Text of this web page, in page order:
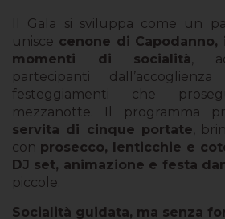
Il Gala si sviluppa come un
unisce cenone di
momenti di socialità,
partecipanti
festeggiamenti che
mezzanotte. Il programma
servita di cinque portate,
con prosecco, lenticchie e
DJ set, animazione e festa
piccole.
Socialità guidata, ma senza